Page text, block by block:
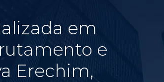
em
e
Erechim,